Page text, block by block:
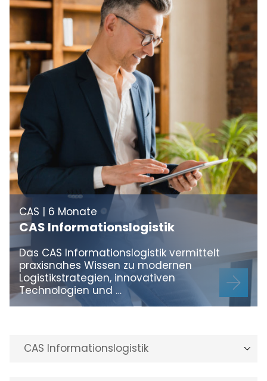
CAS | 6 Monate
CAS Informationslogistik
Das CAS Informationslogistik vermittelt
praxisnahes Wissen zu modernen
Logistikstrategien, innovativen
Technologien und …